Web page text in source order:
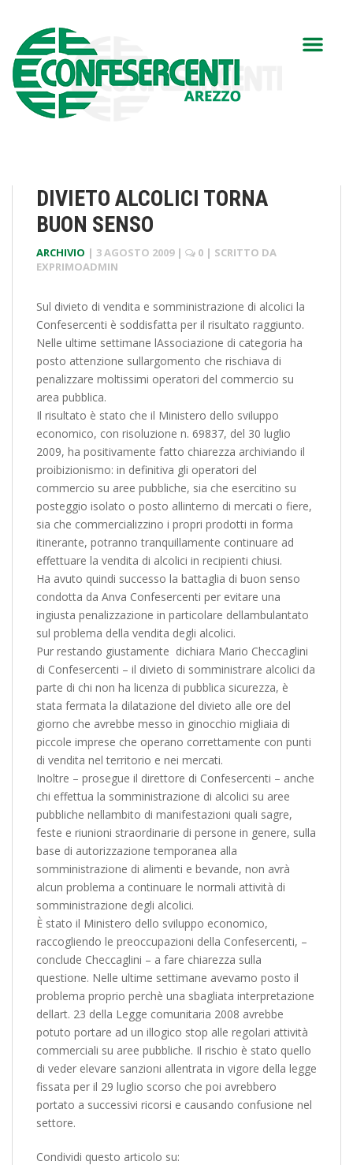
DIVIETO ALCOLICI TORNA
BUON SENSO
ARCHIVIO | 3 AGOSTO 2009 | 0 | SCRITTO DA
EXPRIMOADMIN
Sul divieto di vendita e somministrazione di alcolici la
Confesercenti è soddisfatta per il risultato raggiunto.
Nelle ultime settimane lAssociazione di categoria ha
posto attenzione sullargomento che rischiava di
penalizzare moltissimi operatori del commercio su
area pubblica.
Il risultato è stato che il Ministero dello sviluppo
economico, con risoluzione n. 69837, del 30 luglio
2009, ha positivamente fatto chiarezza archiviando il
proibizionismo: in definitiva gli operatori del
commercio su aree pubbliche, sia che esercitino su
posteggio isolato o posto allinterno di mercati o fiere,
sia che commercializzino i propri prodotti in forma
itinerante, potranno tranquillamente continuare ad
effettuare la vendita di alcolici in recipienti chiusi.
Ha avuto quindi successo la battaglia di buon senso
condotta da Anva Confesercenti per evitare una
ingiusta penalizzazione in particolare dellambulantato
sul problema della vendita degli alcolici.
Pur restando giustamente  dichiara Mario Checcaglini
di Confesercenti – il divieto di somministrare alcolici da
parte di chi non ha licenza di pubblica sicurezza, è
stata fermata la dilatazione del divieto alle ore del
giorno che avrebbe messo in ginocchio migliaia di
piccole imprese che operano correttamente con punti
di vendita nel territorio e nei mercati.
Inoltre – prosegue il direttore di Confesercenti – anche
chi effettua la somministrazione di alcolici su aree
pubbliche nellambito di manifestazioni quali sagre,
feste e riunioni straordinarie di persone in genere, sulla
base di autorizzazione temporanea alla
somministrazione di alimenti e bevande, non avrà
alcun problema a continuare le normali attività di
somministrazione degli alcolici.
È stato il Ministero dello sviluppo economico,
raccogliendo le preoccupazioni della Confesercenti, –
conclude Checcaglini – a fare chiarezza sulla
questione. Nelle ultime settimane avevamo posto il
problema proprio perchè una sbagliata interpretazione
dellart. 23 della Legge comunitaria 2008 avrebbe
potuto portare ad un illogico stop alle regolari attività
commerciali su aree pubbliche. Il rischio è stato quello
di veder elevare sanzioni allentrata in vigore della legge
fissata per il 29 luglio scorso che poi avrebbero
portato a successivi ricorsi e causando confusione nel
settore.
Condividi questo articolo su: